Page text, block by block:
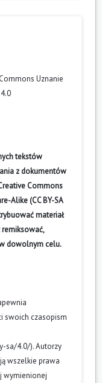
Uznanie
tekstów
z dokumentów
Commons
Alike (CC BY-SA
materiał
dowolnym celu.
swoich czasopism
sa/4.0/). Autorzy
wszelkie prawa
wymienionej